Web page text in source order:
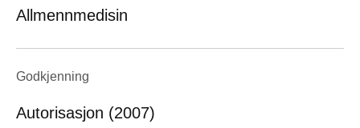
Allmennmedisin
Godkjenning
Autorisasjon (2007)